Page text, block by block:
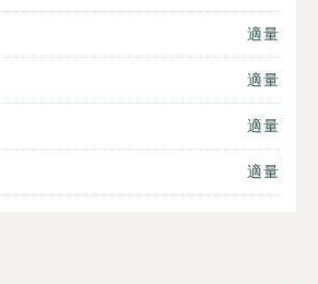
適量
適量
適量
適量